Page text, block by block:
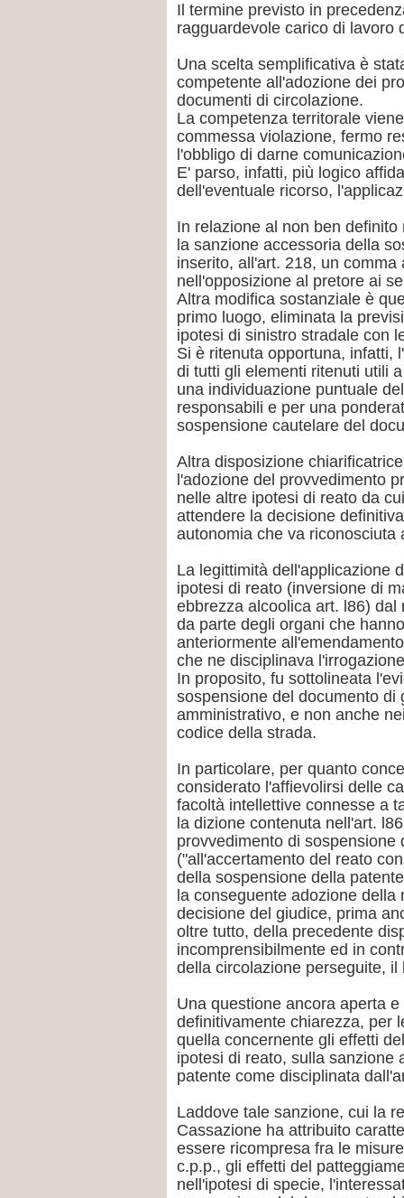
Il termine previsto in
ragguardevole carico di lavoro
Una scelta semplificativa è
competente all'adozione dei
documenti di circolazione.
La competenza territorale
commessa violazione, fermo
l'obbligo di darne
E' parso, infatti, più logico
dell'eventuale ricorso,
In relazione al non ben
la sanzione accessoria della
inserito, all'art. 218, un
nell'opposizione al pretore ai
Altra modifica sostanziale è
primo luogo, eliminata la
ipotesi di sinistro stradale con
Si è ritenuta opportuna, infatti,
di tutti gli elementi ritenuti utili
una individuazione puntuale
responsabili e per una
sospensione cautelare del
Altra disposizione
l'adozione del provvedimento
nelle altre ipotesi di reato da
attendere la decisione
autonomia che va riconosciuta
La legittimità dell'applicazione
ipotesi di reato (inversione di
ebbrezza alcoolica art. l86)
da parte degli organi che
anteriormente
che ne disciplinava
In proposito, fu sottolineata
sospensione del documento
amministrativo, e non anche
codice della strada.
In particolare, per quanto
considerato l'affievolirsi delle
facoltà intellettive connesse a
la dizione contenuta nell'art.
provvedimento di
("all'accertamento del reato
della sospensione della
la conseguente adozione
decisione del giudice, prima
oltre tutto, della precedente
incomprensibilmente ed in
della circolazione perseguite,
Una questione ancora aperta
definitivamente chiarezza, per
quella concernente gli effetti
ipotesi di reato, sulla sanzione
patente come disciplinata
Laddove tale sanzione, cui la
Cassazione ha attribuito
essere ricompresa fra le
c.p.p., gli effetti del
nell'ipotesi di specie,